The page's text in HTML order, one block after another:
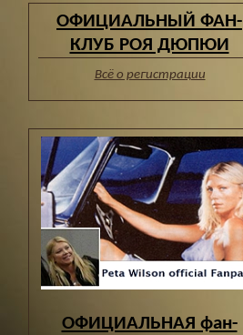
ОФИЦИАЛЬНЫЙ ФАН-
КЛУБ РОЯ ДЮПЮИ
Всё о регистрации
ОФИЦИАЛЬНАЯ фан-